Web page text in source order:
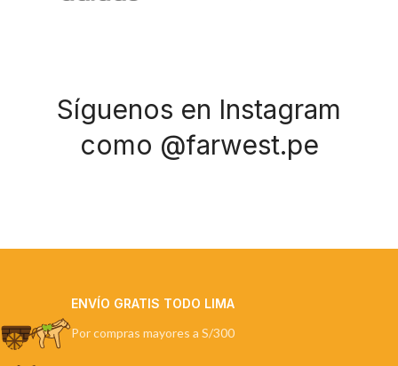
Síguenos en Instagram
como @farwest.pe
ENVÍO GRATIS TODO LIMA
Por compras mayores a S/300